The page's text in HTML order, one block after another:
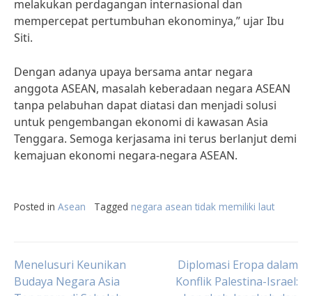
melakukan perdagangan internasional dan
mempercepat pertumbuhan ekonominya,” ujar Ibu
Siti.
Dengan adanya upaya bersama antar negara
anggota ASEAN, masalah keberadaan negara ASEAN
tanpa pelabuhan dapat diatasi dan menjadi solusi
untuk pengembangan ekonomi di kawasan Asia
Tenggara. Semoga kerjasama ini terus berlanjut demi
kemajuan ekonomi negara-negara ASEAN.
Posted in Asean Tagged negara asean tidak memiliki laut
Post
Menelusuri Keunikan
Budaya Negara Asia
Diplomasi Eropa dalam
Konflik Palestina-Israel: